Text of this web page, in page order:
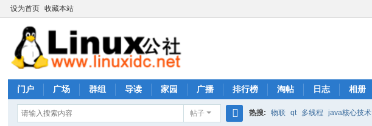
设为首页 收藏本站
门户 广场 群组 导读 家园 广播 排行榜 淘帖 日志 相册
帖子 热搜: 物联 qt 多线程 java核心技术